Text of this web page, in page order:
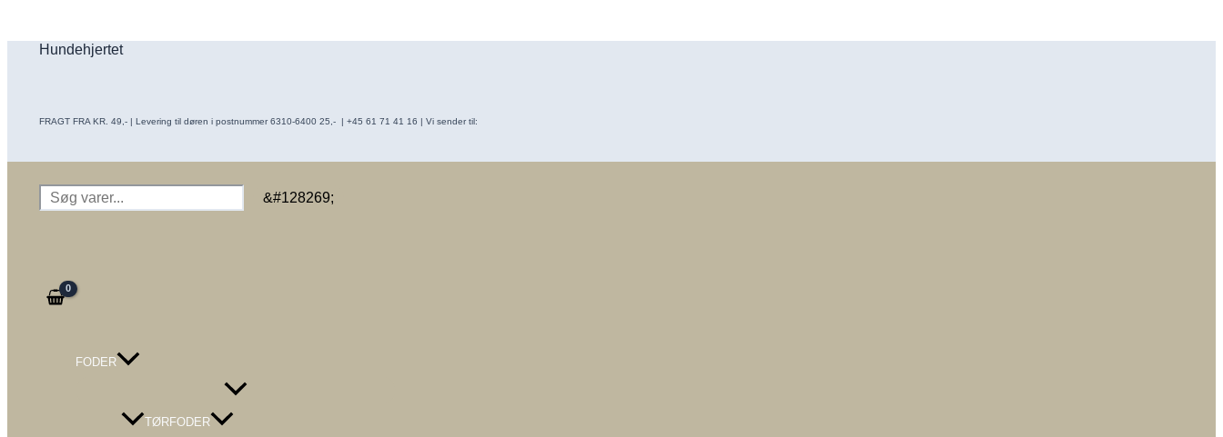
til
Hundehjertet
FRAGT FRA KR. 49,- | Levering til døren i postnummer 6310-6400 25,- | +45 61 71 41 16 | Vi sender til:
Søg &#128269;
FODER
Menu
TØRFODER